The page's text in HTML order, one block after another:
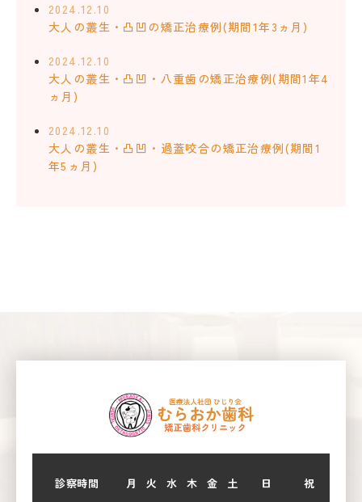
2024.12.10
大人の叢生・凸凹の矯正治療例(期間1年3ヵ月)
2024.12.10
大人の叢生・凸凹・八重歯の矯正治療例(期間1年4
ヵ月)
2024.12.10
大人の叢生・凸凹・過蓋咬合の矯正治療例(期間1
年5ヵ月)
診察時間 月 火 水 木 金 土 日 祝